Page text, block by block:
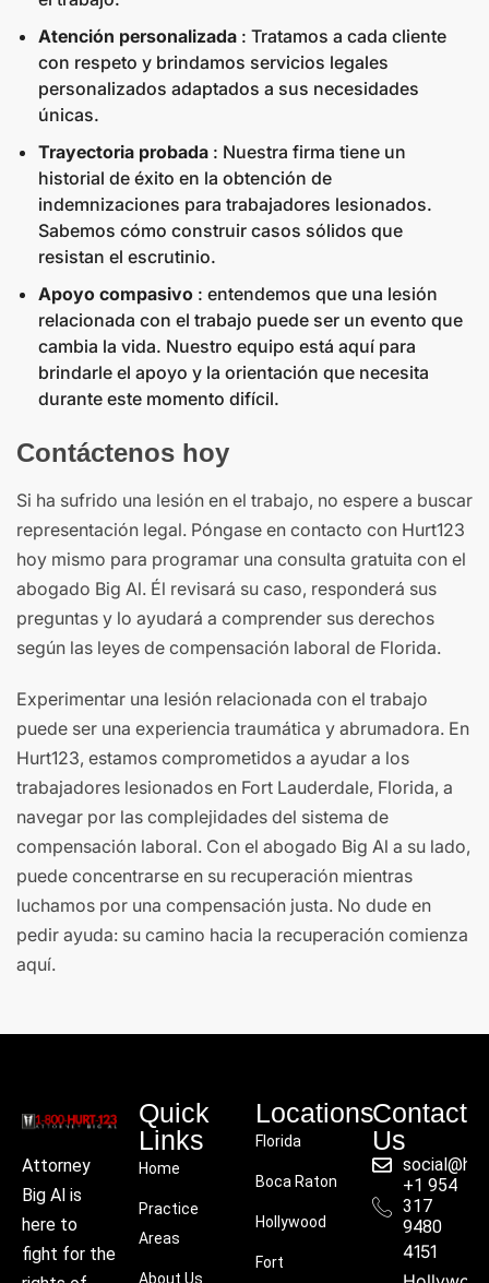
Atención personalizada : Tratamos a cada cliente
con respeto y brindamos servicios legales
personalizados adaptados a sus necesidades
únicas.
Trayectoria probada : Nuestra firma tiene un
historial de éxito en la obtención de
indemnizaciones para trabajadores lesionados.
Sabemos cómo construir casos sólidos que
resistan el escrutinio.
Apoyo compasivo : entendemos que una lesión
relacionada con el trabajo puede ser un evento que
cambia la vida. Nuestro equipo está aquí para
brindarle el apoyo y la orientación que necesita
durante este momento difícil.
Contáctenos hoy
Si ha sufrido una lesión en el trabajo, no espere a buscar
representación legal. Póngase en contacto con Hurt123
hoy mismo para programar una consulta gratuita con el
abogado Big Al. Él revisará su caso, responderá sus
preguntas y lo ayudará a comprender sus derechos
según las leyes de compensación laboral de Florida.
Experimentar una lesión relacionada con el trabajo
puede ser una experiencia traumática y abrumadora. En
Hurt123, estamos comprometidos a ayudar a los
trabajadores lesionados en Fort Lauderdale, Florida, a
navegar por las complejidades del sistema de
compensación laboral. Con el abogado Big Al a su lado,
puede concentrarse en su recuperación mientras
luchamos por una compensación justa. No dude en
pedir ayuda: su camino hacia la recuperación comienza
aquí.
Attorney
Big Al is
here to
fight for the
Quick
Links
Home
Practice
Areas
About Us
Locations
Florida
Boca Raton
Hollywood
Fort
Contact
Us
+1 954
317
9480
4151